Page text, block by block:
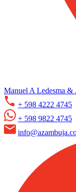
Manuel A Ledesma &
+ 598 4222 4745
+ 598 9822 4745